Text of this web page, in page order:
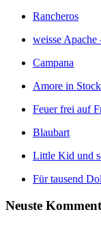
Rancheros
weisse
Campana
Amore in
Feuer frei auf
Blaubart
Little Kid und
Für tausend
Neuste